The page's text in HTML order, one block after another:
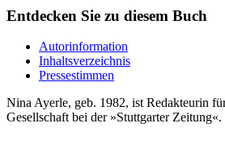
Entdecken Sie zu diesem Buch
Autorinformation
Inhaltsverzeichnis
Pressestimmen
Nina Ayerle, geb. 1982, ist Redakteurin
Gesellschaft bei der »Stuttgarter Zeitung«.